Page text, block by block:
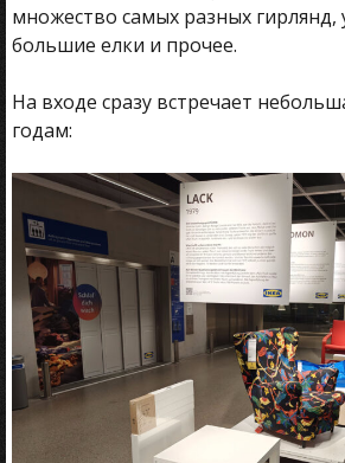
множество самых разных
большие елки и прочее.
На входе сразу встречает
годам: